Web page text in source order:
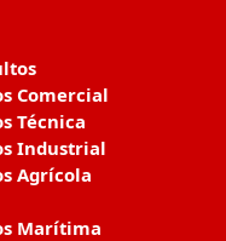
Comercial
Técnica
Industrial
Agrícola
Marítima